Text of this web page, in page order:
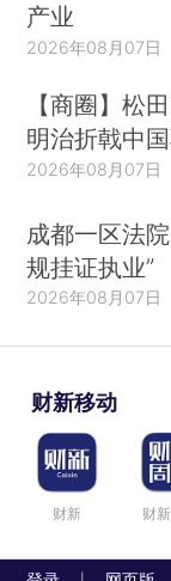
产业
2026年08月07日
【商圈】松
明治折戟中
2026年08月07日
成都一区法
规挂证执业”
2026年08月07日
财新移动
财新 财